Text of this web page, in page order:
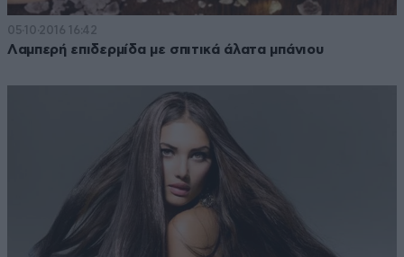
05·10·2016 16:42
Λαμπερή επιδερμίδα με σπιτικά άλατα μπάνιου